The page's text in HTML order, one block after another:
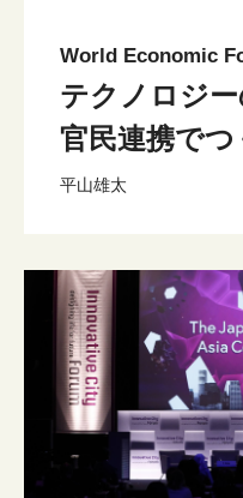
World Economic
テクノロジー
官民連携でつ
平山雄太